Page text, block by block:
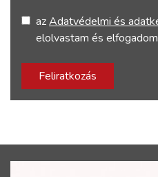
azAdatvédelmi és
elolvastam és elfogadom
Feliratkozás